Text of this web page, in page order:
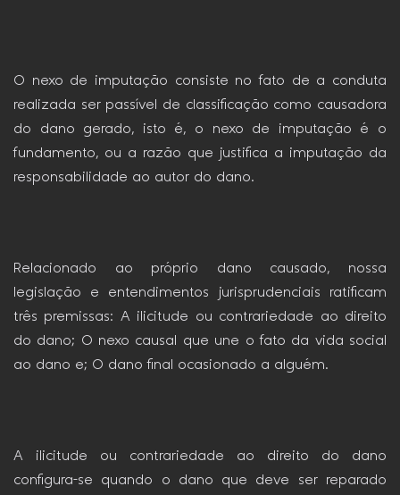
O nexo de imputação consiste no fato de a conduta
realizada ser passível de classificação como causadora
do dano gerado, isto é, o nexo de imputação é o
fundamento, ou a razão que justifica a imputação da
responsabilidade ao autor do dano.
Relacionado ao próprio dano causado, nossa
legislação e entendimentos jurisprudenciais ratificam
três premissas: A ilicitude ou contrariedade ao direito
do dano; O nexo causal que une o fato da vida social
ao dano e; O dano final ocasionado a alguém.
A ilicitude ou contrariedade ao direito do dano
configura-se quando o dano que deve ser reparado